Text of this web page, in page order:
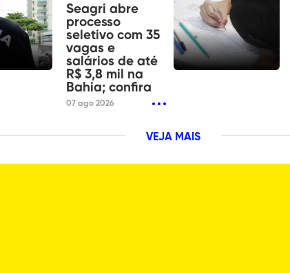
Seagri abre
processo
seletivo com 35
vagas e
salários de até
R$ 3,8 mil na
Bahia; confira
07 ago 2026
VEJA MAIS